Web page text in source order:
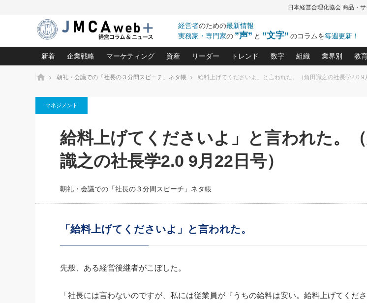
日本経営合理化協会 商品・
経営者のための最新情報
実務家・専門家の ”声” と ”文字” のコラムを毎週更新！
新着
2026.08.7
相談15：銀行がやたらと固定金
利を勧めてきます！やはり固定
がよいのでしょうか！
2026.08.7
第153回「内需企業があっとい
う間にグローバル成長企業に」
FOOD & LIFE COMPANIES
日号）
2026.08.5
企業戦略
中小企業の「１位づくり」戦略(96)
利益を最大化する「業務改善」横田尚哉氏(5)
強い会社を築く ビジネス・クリニック(240)
日本レーザー「人を大切にしながら利益を上げる経営」の極意
(3)
武器としてのM&A入門(3)
社長のための“儲かる通販”戦略視点(151)
継続経営 百話百行(85)
マーケティング
ロングセラーの玉手箱(9)
大復活＆快進撃！ユニバーサルスタジオジャパンの成功要因と
は(5)
資産
中国経済の最新動向(204)
事業承継の前に、決めておきたい、知っておきたい、やってお
きたいコト(12)
会社と社長のための資産管理講座(95)
深読み企業分析(153)
リーダー
ピョートル・F・グジバチの『経営戦略の新常識』(12)
指導者たる者かくあるべし(635)
朝礼・会議での「社長の３分間スピーチ」ネタ帳(159)
楠木建の「経営知になる考え方」(57)
次もあなたにお願いしたいと思われる「一流の仕事術
社長の右腕をつくる 人と組織を動かす(200)
トレンド
北村森の「今月のヒット商品」(109)
次の売れ筋をつかむ術(102)
社長のメシの種 4.0(206)
数字
おカネが残る決算書にする
会社を守り抜くための緊急
強い決算書の会社はココが違
賢い社長の「経理財務の見
組織
職場の生産性を下げ
賃金決定の定石(68)
顧客・社員・社会
業界別
大久保一彦
柿内幸夫─社
教
ホーム 朝礼・会議での「社長の３分間スピーチ」ネタ帳 給料上げてくださいよ」と言われた。（角田識之の社長学2.0 9
マネジメント
給料上げてくださいよ」と言われた。（
識之の社長学2.0 9月22日号）
朝礼・会議での「社長の３分間スピーチ」ネタ帳
「給料上げてくださいよ」と言われた。
先般、ある経営後継者がこぼした。
「社長には言わないのですが、私には従業員が『うちの給料は安い。給料上げてくだ